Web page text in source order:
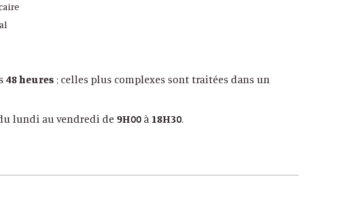
48 heures ; celles plus complexes sont traitées dans un
lundi au vendredi de 9H00 à 18H30.